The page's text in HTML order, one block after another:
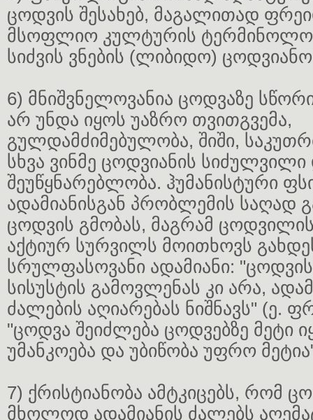
ცოდვის შესახებ, მაგალითად
მსოფლიო კულტურის
სიძვის ვნების (ლიბიდო)
6) მნიშვნელოვანია ცოდვაზე
არ უნდა იყოს უაზრო თვითგვემა,
გულდამძიმებულობა, შიში,
სხვა ვინმე ცოდვიანის სიძულვილი
შეუწყნარებლობა. ჰუმანისტური
ადამიანისგან პრობლემის საღად
ცოდვის გმობას, მაგრამ
აქტიურ სურვილს მოითხოვს
სრულფასოვანი ადამიანი:
სისუსტის გამოვლენას კი არა,
ძალების აღიარებას ნიშნავს" (ე.
"ცოდვა შეიძლება ცოდვებზე მეტი
უმანკოება და უბიწობა უფრო
7) ქრისტიანობა ამტკიცებს, რომ
მხოლოდ ადამიანის ძალებს